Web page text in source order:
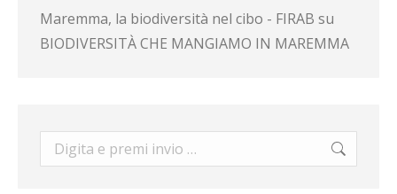
Maremma, la biodiversità nel cibo - FIRAB su
BIODIVERSITÀ CHE MANGIAMO IN MAREMMA
Cerca: